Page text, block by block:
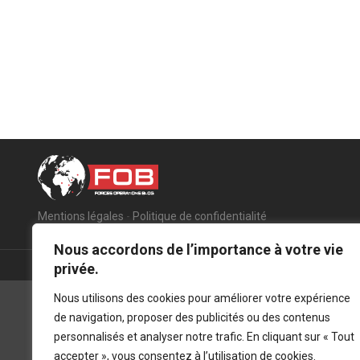
Nous accordons de l’importance à votre vie
privée.
Nous utilisons des cookies pour améliorer votre expérience
de navigation, proposer des publicités ou des contenus
personnalisés et analyser notre trafic. En cliquant sur « Tout
accepter », vous consentez à l’utilisation de cookies.
Mentions légales - Politique de confidentialité